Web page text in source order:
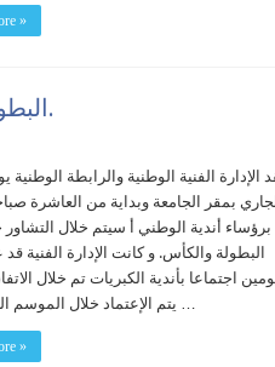
»
البطولة الوطنية سيدات: الجامعة تغير صيغة البطولة.
بمقر الجامعة وبداية من العاشرة
برؤساء أندية الوطني أ سيتم خلال
البطولة والكأس. و كانت الإدارة الفنية
اجتماعا بأندية الكبريات تم خلال
يتم الإعتماد خلال الموسم الجديد على …
»